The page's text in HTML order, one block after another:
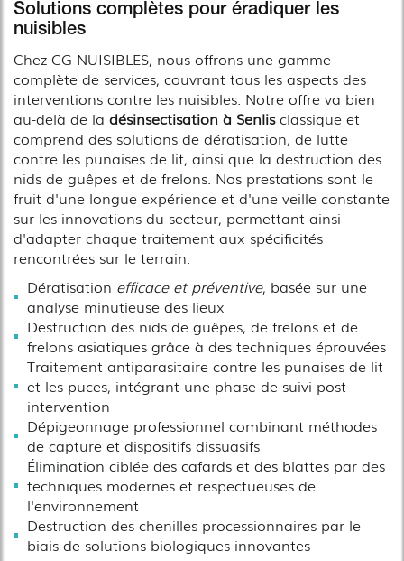
Solutions complètes pour éradiquer les
nuisibles
Chez CG NUISIBLES, nous offrons une gamme
complète de services, couvrant tous les aspects des
interventions contre les nuisibles. Notre offre va bien
au-delà de la désinsectisation à Senlisclassique et
comprend des solutions de dératisation, de lutte
contre les punaises de lit, ainsi que la destruction des
nids de guêpes et de frelons. Nos prestations sont le
fruit d'une longue expérience et d'une veille constante
sur les innovations du secteur, permettant ainsi
d'adapter chaque traitement aux spécificités
rencontrées sur le terrain.
Dératisation efficace et préventive, basée sur une
analyse minutieuse des lieux
Destruction des nids de guêpes, de frelons et de
frelons asiatiques grâce à des techniques éprouvées
Traitement antiparasitaire contre les punaises de lit
et les puces, intégrant une phase de suivi post-
intervention
Dépigeonnage professionnel combinant méthodes
de capture et dispositifs dissuasifs
Élimination ciblée des cafards et des blattes par des
techniques modernes et respectueuses de
l'environnement
Destruction des chenilles processionnaires par le
biais de solutions biologiques innovantes